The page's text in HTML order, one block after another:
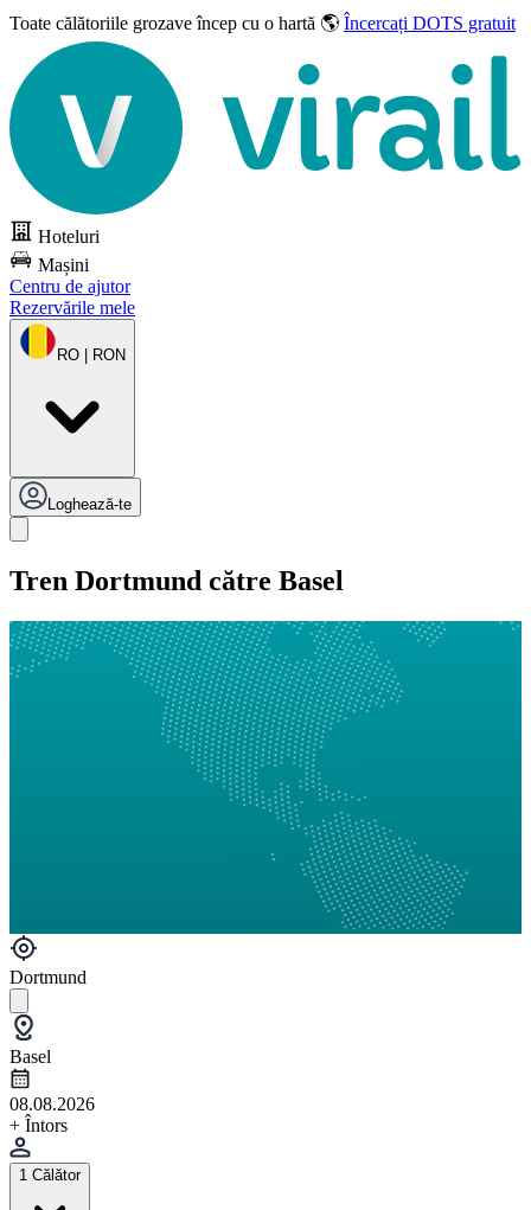
Toate călătoriile grozaveîncep cu o hartă 🌎 Încercați DOTS gratuit
Hoteluri
Mașini
Centru de ajutor
Rezervările mele
RO | RON
Loghează-te
Tren Dortmund către Basel
Dortmund
Basel
08.08.2026
+ Întors
1 Călător